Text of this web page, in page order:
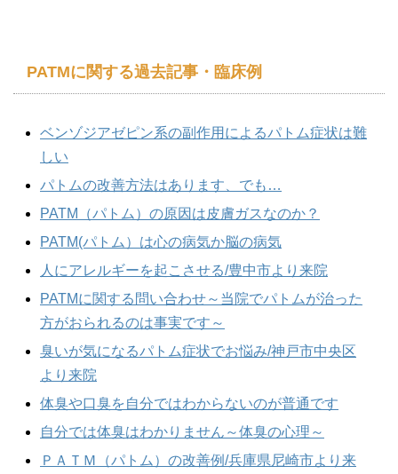
PATMに関する過去記事・臨床例
ベンゾジアゼピン系の副作用によるパトム症状は難
しい
パトムの改善方法はあります、でも…
PATM（パトム）の原因は皮膚ガスなのか？
PATM(パトム）は心の病気か脳の病気
人にアレルギーを起こさせる/豊中市より来院
PATMに関する問い合わせ～当院でパトムが治った
方がおられるのは事実です～
臭いが気になるパトム症状でお悩み/神戸市中央区
より来院
体臭や口臭を自分ではわからないのが普通です
自分では体臭はわかりません～体臭の心理～
ＰＡＴＭ（パトム）の改善例/兵庫県尼崎市より来